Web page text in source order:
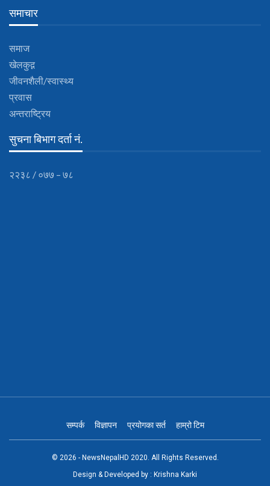
समाचार
समाज
खेलकुद़़
जीवनशैली/स्वास्थ्य
प्रवास
अन्तराष्ट्रिय
सुचना बिभाग दर्ता नं.
२२३८ / ०७७ – ७८
सम्पर्क विज्ञापन प्रयोगका सर्त हाम्रो टिम
© 2026 - NewsNepalHD 2020. All Rights Reserved.
Design & Developed by : Krishna Karki